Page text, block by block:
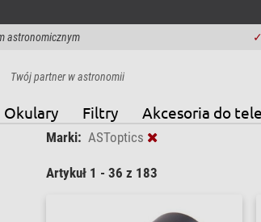
astronomicznym ✓
Twój partner w astronomii
Okulary Filtry Akcesoria do
Marki: ASToptics
Artykuł 1 - 36 z 183